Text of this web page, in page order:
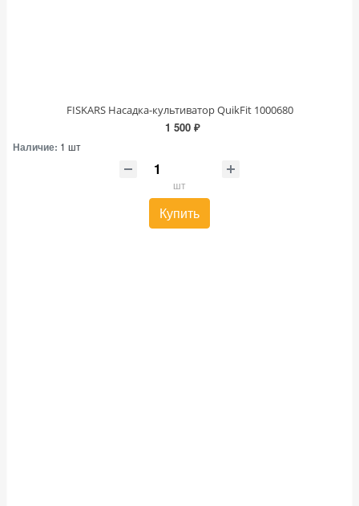
FISKARS Насадка-культиватор QuikFit 1000680
1 500 ₽
Наличие: 1 шт
шт
Купить